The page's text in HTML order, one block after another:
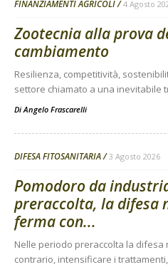
FINANZIAMENTI AGRICOLI 4 Agosto
Zootecnia alla prova
cambiamento
Resilienza, competitività,
settore chiamato a una inevitabile
DiAngelo Frascarelli
DIFESA FITOSANITARIA 3 Agosto 2026
Pomodoro da
preraccolta, la difesa
ferma con...
Nelle periodo preraccolta la
contrario, intensificare i